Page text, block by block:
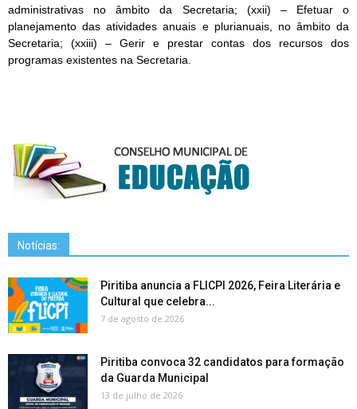
administrativas no âmbito da Secretaria; (xxii) – Efetuar o
planejamento das atividades anuais e plurianuais, no âmbito da
Secretaria; (xxiii) – Gerir e prestar contas dos recursos dos
programas existentes na Secretaria.
Notícias:
Piritiba anuncia a FLICPI 2026, Feira Literária e
Cultural que celebra...
7 de agosto de 2026
Piritiba convoca 32 candidatos para formação
da Guarda Municipal
13 de julho de 2026